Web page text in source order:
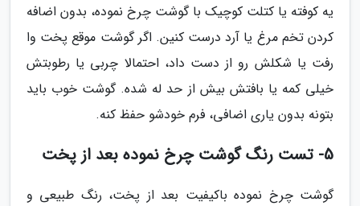
یه کوفته یا کتلت کوچیک با گوشت چرخ نموده، بدون اضافه
کردن تخم مرغ یا آرد درست کنین. اگر گوشت موقع پخت وا
رفت یا شکلش رو از دست داد، احتمالا چربی یا رطوبتش
خیلی کمه یا بافتش بیش از حد له شده. گوشت خوب باید
بتونه بدون یاری اضافی، فرم خودشو حفظ کنه.
5- تست رنگ گوشت چرخ نموده بعد از پخت
گوشت چرخ نموده باکیفیت بعد از پخت، رنگ طبیعی و